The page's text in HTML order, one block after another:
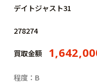
デイトジャスト31
278274
買取金額
程度：B